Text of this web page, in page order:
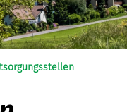
(ausgewählt)